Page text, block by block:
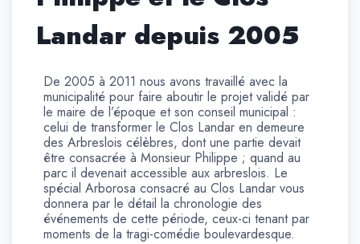
Landar depuis 2005
De 2005 à 2011 nous avons travaillé avec la
municipalité pour faire aboutir le projet validé par
le maire de l’époque et son conseil municipal :
celui de transformer le Clos Landar en demeure
des Arbreslois célèbres, dont une partie devait
être consacrée à Monsieur Philippe ; quand au
parc il devenait accessible aux arbreslois. Le
spécial Arborosa consacré au Clos Landar vous
donnera par le détail la chronologie des
événements de cette période, ceux-ci tenant par
moments de la tragi-comédie boulevardesque.